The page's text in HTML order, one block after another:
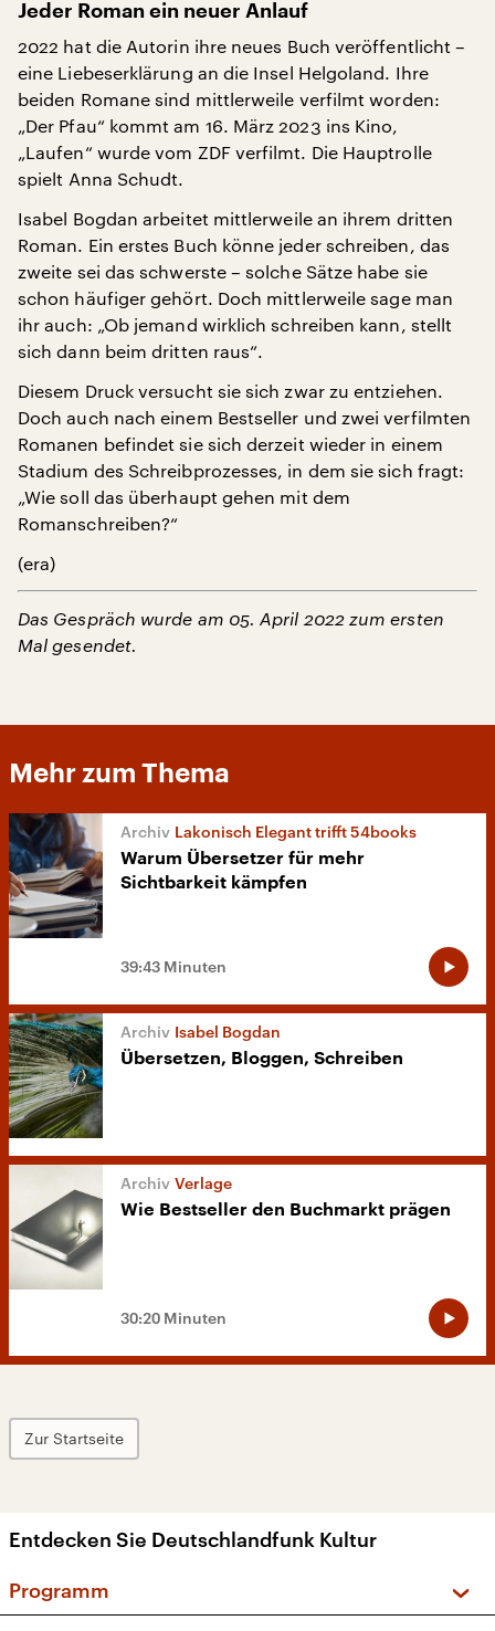
Jeder Roman ein neuer Anlauf
2022 hat die Autorin ihre neues Buch veröffentlicht –
eine Liebeserklärung an die Insel Helgoland. Ihre
beiden Romane sind mittlerweile verfilmt worden:
„Der Pfau“ kommt am 16. März 2023 ins Kino,
„Laufen“ wurde vom ZDF verfilmt. Die Hauptrolle
spielt Anna Schudt.
Isabel Bogdan arbeitet mittlerweile an ihrem dritten
Roman. Ein erstes Buch könne jeder schreiben, das
zweite sei das schwerste – solche Sätze habe sie
schon häufiger gehört. Doch mittlerweile sage man
ihr auch: „Ob jemand wirklich schreiben kann, stellt
sich dann beim dritten raus“.
Diesem Druck versucht sie sich zwar zu entziehen.
Doch auch nach einem Bestseller und zwei verfilmten
Romanen befindet sie sich derzeit wieder in einem
Stadium des Schreibprozesses, in dem sie sich fragt:
„Wie soll das überhaupt gehen mit dem
Romanschreiben?“
(era)
Das Gespräch wurde am 05. April 2022 zum ersten
Mal gesendet.
Mehr zum Thema
Lakonisch Elegant trifft 54books
Warum Übersetzer für mehr
Sichtbarkeit kämpfen
39:43 Minuten
Isabel Bogdan
Übersetzen, Bloggen, Schreiben
Verlage
Wie Bestseller den Buchmarkt prägen
30:20 Minuten
Zur Startseite
Entdecken Sie Deutschlandfunk Kultur
Programm